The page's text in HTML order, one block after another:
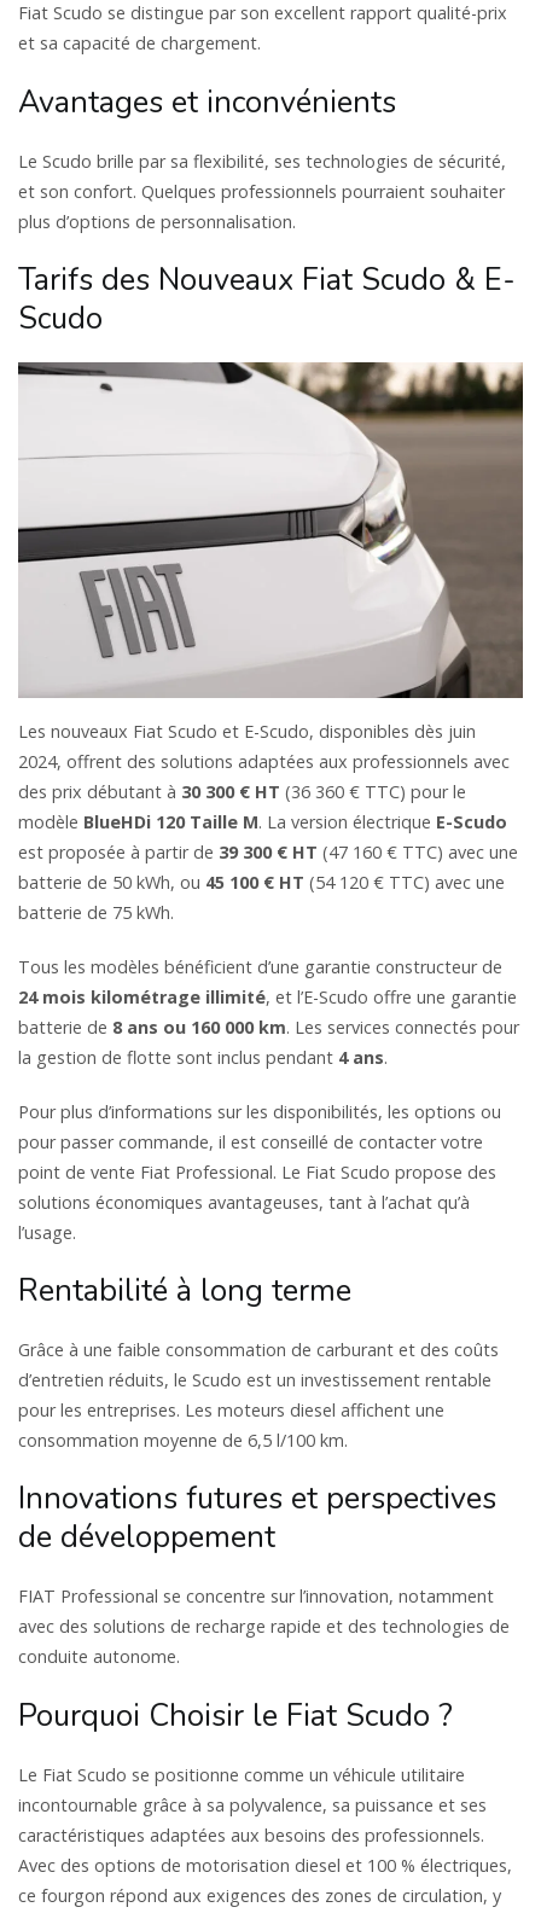
Fiat Scudo se distingue par son excellent rapport qualité-prix
et sa capacité de chargement.
Avantages et inconvénients
Le Scudo brille par sa flexibilité, ses technologies de sécurité,
et son confort. Quelques professionnels pourraient souhaiter
plus d’options de personnalisation.
Tarifs des Nouveaux Fiat Scudo & E-
Scudo
Les nouveaux Fiat Scudo et E-Scudo, disponibles dès juin
2024, offrent des solutions adaptées aux professionnels avec
des prix débutant à 30 300 € HT (36 360 € TTC) pour le
modèle BlueHDi 120 Taille M. La version électrique E-Scudo
est proposée à partir de 39 300 € HT (47 160 € TTC) avec une
batterie de 50 kWh, ou 45 100 € HT (54 120 € TTC) avec une
batterie de 75 kWh.
Tous les modèles bénéficient d’une garantie constructeur de
24 mois kilométrage illimité, et l’E-Scudo offre une garantie
batterie de 8 ans ou 160 000 km. Les services connectés pour
la gestion de flotte sont inclus pendant 4 ans.
Pour plus d’informations sur les disponibilités, les options ou
pour passer commande, il est conseillé de contacter votre
point de vente Fiat Professional. Le Fiat Scudo propose des
solutions économiques avantageuses, tant à l’achat qu’à
l’usage.
Rentabilité à long terme
Grâce à une faible consommation de carburant et des coûts
d’entretien réduits, le Scudo est un investissement rentable
pour les entreprises. Les moteurs diesel affichent une
consommation moyenne de 6,5 l/100 km.
Innovations futures et perspectives
de développement
FIAT Professional se concentre sur l’innovation, notamment
avec des solutions de recharge rapide et des technologies de
conduite autonome.
Pourquoi Choisir le Fiat Scudo ?
Le Fiat Scudo se positionne comme un véhicule utilitaire
incontournable grâce à sa polyvalence, sa puissance et ses
caractéristiques adaptées aux besoins des professionnels.
Avec des options de motorisation diesel et 100 % électriques,
ce fourgon répond aux exigences des zones de circulation, y